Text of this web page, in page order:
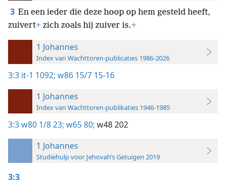
3 En een ieder die deze hoop op hem gesteld heeft,
zuivert+ zich zoals hij zuiver is.+
1 Johannes
Index van Wachttoren-publicaties 1986-2026
3:3 it-1 1092; w86 15/7 15-16
1 Johannes
Index van Wachttoren-publikaties 1946-1985
3:3w80 1/8 23; w65 80; w48 202
1 Johannes
Studiehulp voor Jehovah’s Getuigen 2019
3:3